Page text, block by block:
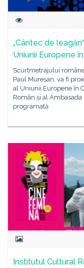
„Cântec de
Uniunii Europene
Scurtmetrajului
Paul Mureșan, va fi
al Uniunii Europene în
Român și al Ambasada
programată
Institutul Cultural